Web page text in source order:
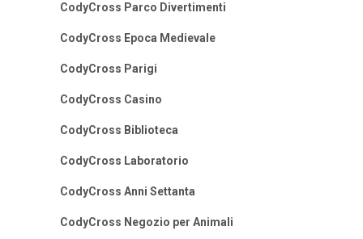
CodyCross Parco Divertimenti
CodyCross Epoca Medievale
CodyCross Parigi
CodyCross Casino
CodyCross Biblioteca
CodyCross Laboratorio
CodyCross Anni Settanta
CodyCross Negozio per Animali